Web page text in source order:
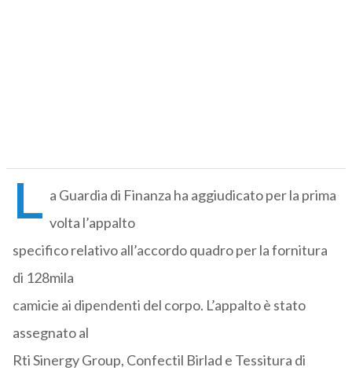
L a Guardia di Finanza ha aggiudicato per la prima
volta l’appalto
specifico relativo all’accordo quadro per la fornitura
di 128mila
camicie ai dipendenti del corpo. L’appalto è stato
assegnato al
Rti Sinergy Group, Confectil Birlad e Tessitura di